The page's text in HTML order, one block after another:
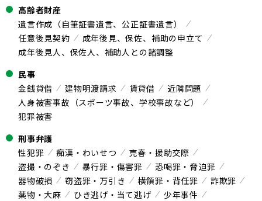
高齢者財産
遺言作成（自筆証書遺言、公正証書遺言）
任意後見契約
成年後見、保佐、補助の申立て
成年後見人、保佐人、補助人との諸調整
民事
金銭貸借
建物明渡請求 賃貸借
近隣問題
人身被害事故（スポーツ事故、学校事故など）
犯罪被害
刑事弁護
性犯罪
痴漢・わいせつ
売春・援助交際
盗撮・のぞき
暴行罪・傷害罪
恐喝罪・脅迫罪
器物破損
窃盗罪・万引き 横領罪・背任罪
詐欺罪
薬物・大麻
ひき逃げ・当て逃げ
少年事件